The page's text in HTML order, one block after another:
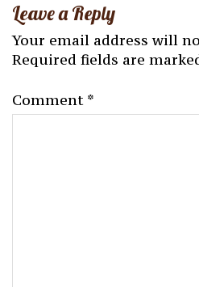
Leave a Reply
Your email address will
Required fields are
Comment *